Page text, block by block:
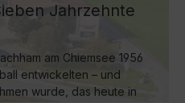
Jahrzehnte
am Chiemsee 1956
entwickelten – und
wurde, das heute in